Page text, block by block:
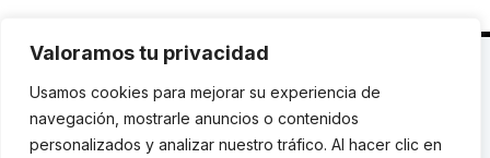
Valoramos tu privacidad
Usamos cookies para mejorar su experiencia de
navegación, mostrarle anuncios o contenidos
personalizados y analizar nuestro tráfico. Al hacer clic en
C. Avinyó 44, 2n | 08002 Barcelona |T.: +34 93
119 03 72|institut@idhc.org